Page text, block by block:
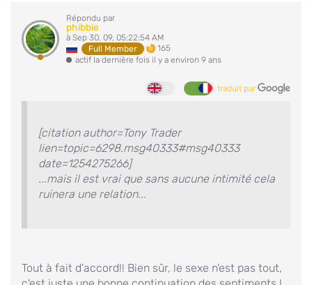
Répondu par
phibbie
à Sep 30, 09, 05:22:54 AM
Full Member
165
actif la dernière fois il y a environ 9 ans
traduit par
[citation author=Tony Trader
lien=topic=6298.msg40333#msg40333
date=1254275266]
...mais il est vrai que sans aucune intimité cela
ruinera une relation...
Tout à fait d'accord!! Bien sûr, le sexe n'est pas tout,